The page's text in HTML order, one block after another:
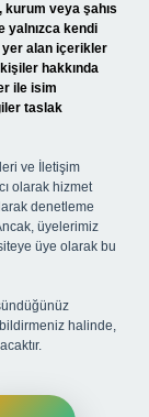
veya şahıs
yalnızca kendi
yer alan içerikler
hakkında
ile isim
taslak
ve İletişim
olarak hizmet
denetleme
üyelerimiz
üye olarak bu
halinde,